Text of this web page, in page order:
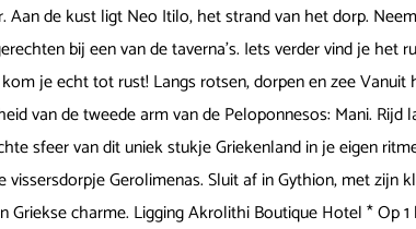
de kust ligt Neo Itilo, het strand van het dorp.
bij een van de taverna's. Iets verder vind je het
je echt tot rust! Langs rotsen, dorpen en zee Vanuit
van de tweede arm van de Peloponnesos: Mani. Rijd
sfeer van dit uniek stukje Griekenland in je eigen
Gerolimenas. Sluit af in Gythion, met zijn
Griekse charme. Ligging Akrolithi Boutique Hotel * Op